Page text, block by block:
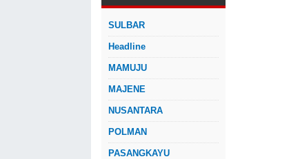
SULBAR
Headline
MAMUJU
MAJENE
NUSANTARA
POLMAN
PASANGKAYU